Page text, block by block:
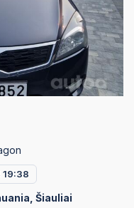
Šiauliai